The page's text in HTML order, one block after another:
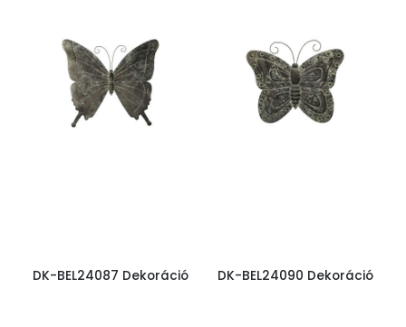
DK-BEL24087 Dekoráció DK-BEL24090 Dekoráció